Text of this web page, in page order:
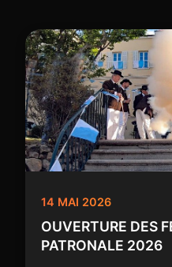
14 MAI 2026
OUVERTURE DES
PATRONALE 2026